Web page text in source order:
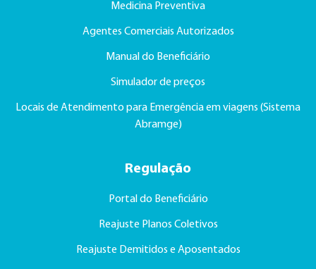
Medicina Preventiva
Agentes Comerciais Autorizados
Manual do Beneficiário
Simulador de preços
Locais de Atendimento para Emergência em viagens (Sistema
Abramge)
Regulação
Portal do Beneficiário
Reajuste Planos Coletivos
Reajuste Demitidos e Aposentados